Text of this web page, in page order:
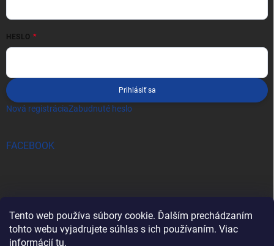
Tento web používa súbory cookie. Ďalším prechádzaním
tohto webu vyjadrujete súhlas s ich používaním. Viac
informácií tu.
HESLO
Prihlásiť sa
Nová registráciaZabudnuté heslo
FACEBOOK